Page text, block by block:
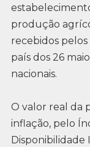
produção
recebidos
país dos 26
nacionais.
O valor real da
inflação, pelo
Disponibilidade